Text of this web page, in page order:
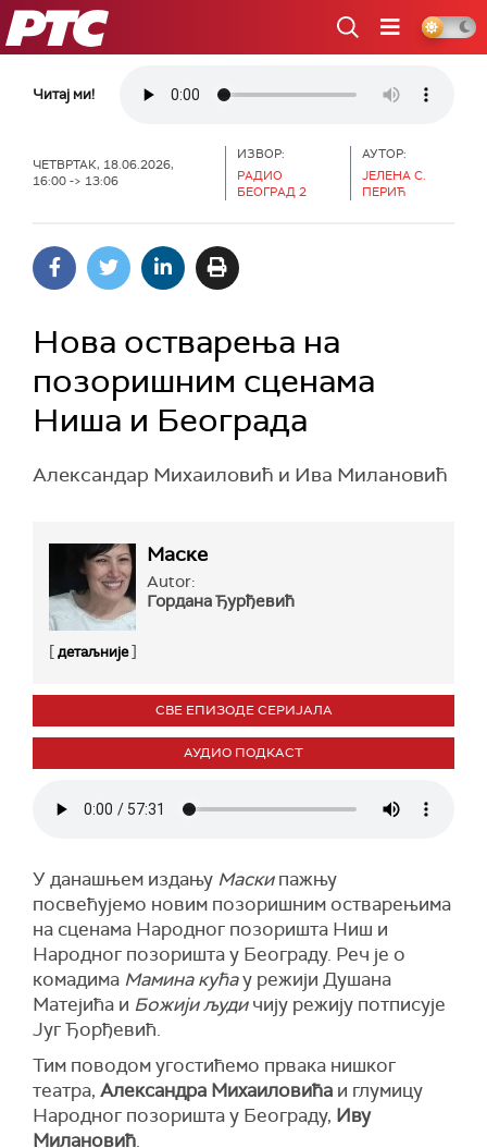
РТС
Читај ми!
ЧЕТВРТАК, 18.06.2026,
16:00 -> 13:06
ИЗВОР:
РАДИО
БЕОГРАД 2
АУТОР:
ЈЕЛЕНА С.
ПЕРИЋ
Нова остварења на
позоришним сценама
Ниша и Београда
Александар Михаиловић и Ива Милановић
Маске
Autor:
Гордана Ђурђевић
[детаљније]
СВЕ ЕПИЗОДЕ СЕРИЈАЛА
АУДИО ПОДКАСТ
У данашњем издању Маскипажњу
посвећујемо новим позоришним остварењима
на сценама Народног позоришта Ниш и
Народног позоришта у Београду. Реч је о
комадима Мамина кућау режији Душана
Матејића и Божији људичију режију потписује
Југ Ђорђевић.
Тим поводом угостићемо првака нишког
театра, Александра Михаиловића и глумицу
Народног позоришта у Београду, Иву
Милановић.